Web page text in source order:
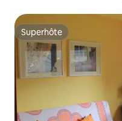
Superhôte
Superhôte